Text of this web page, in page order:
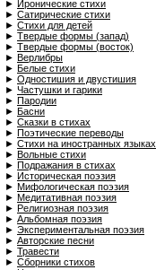
► Иронические стихи
► Сатирические стихи
► Стихи для детей
► Твердые формы (запад)
► Твердые формы (восток)
► Верлибры
► Белые стихи
► Одностишия и двустишия
► Частушки и гарики
► Пародии
► Басни
► Сказки в стихах
► Поэтические переводы
► Стихи на иностранных языках
► Вольные стихи
► Подражания в стихах
► Историческая поэзия
► Мифологическая поэзия
► Медитативная поэзия
► Религиозная поэзия
► Альбомная поэзия
► Экспериментальная поэзия
► Авторские песни
► Травести
► Сборники стихов